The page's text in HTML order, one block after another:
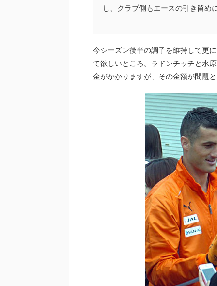
し、クラブ側もエースの引き留め
今シーズン後半の調子を維持して更
て欲しいところ。ラドンチッチと水
金がかかりますが、その金額が問題